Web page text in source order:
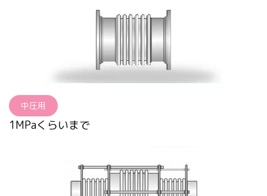
中圧用
1MPaくらいまで